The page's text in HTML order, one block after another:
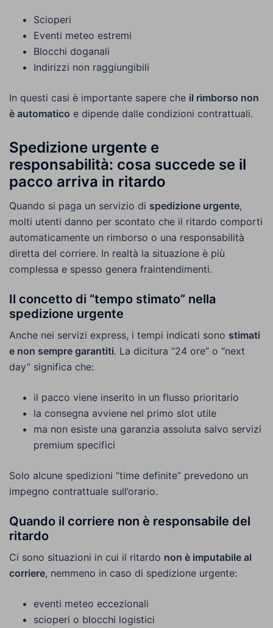
Scioperi
Eventi meteo estremi
Blocchi doganali
Indirizzi non raggiungibili
In questi casi è importante sapere che il rimborso non
è automatico e dipende dalle condizioni contrattuali.
Spedizione urgente e
responsabilità: cosa succede se il
pacco arriva in ritardo
Quando si paga un servizio di spedizione urgente,
molti utenti danno per scontato che il ritardo comporti
automaticamente un rimborso o una responsabilità
diretta del corriere. In realtà la situazione è più
complessa e spesso genera fraintendimenti.
Il concetto di “tempo stimato” nella
spedizione urgente
Anche nei servizi express, i tempi indicati sono stimati
e non sempre garantiti. La dicitura “24 ore” o “next
day” significa che:
il pacco viene inserito in un flusso prioritario
la consegna avviene nel primo slot utile
ma non esiste una garanzia assoluta salvo servizi
premium specifici
Solo alcune spedizioni “time definite” prevedono un
impegno contrattuale sull’orario.
Quando il corriere non è responsabile del
ritardo
Ci sono situazioni in cui il ritardo non è imputabile al
corriere, nemmeno in caso di spedizione urgente:
eventi meteo eccezionali
scioperi o blocchi logistici